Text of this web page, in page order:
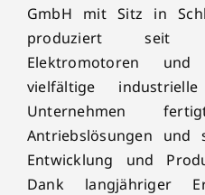
GmbH mit Sitz in
produziert seit
Elektromotoren
vielfältige
Unternehmen
Antriebslösungen
Entwicklung und
Dank langjähriger